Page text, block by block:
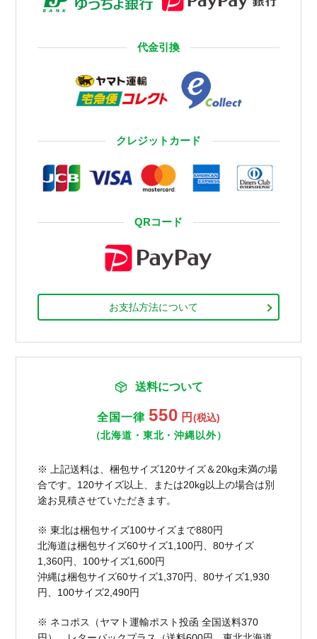
代金引換
クレジットカード
QRコード
お支払方法について
送料について
全国一律 550 円 (税込)
（北海道・東北・沖縄以外）
※ 上記送料は、梱包サイズ120サイズ＆20kg未満の場
合です。120サイズ以上、または20kg以上の場合は別
途お見積させていただきます。
※ 東北は梱包サイズ100サイズまで880円
北海道は梱包サイズ60サイズ1,100円、80サイズ
1,360円、100サイズ1,600円
沖縄は梱包サイズ60サイズ1,370円、80サイズ1,930
円、100サイズ2,490円
※ ネコポス（ヤマト運輸ポスト投函 全国送料370